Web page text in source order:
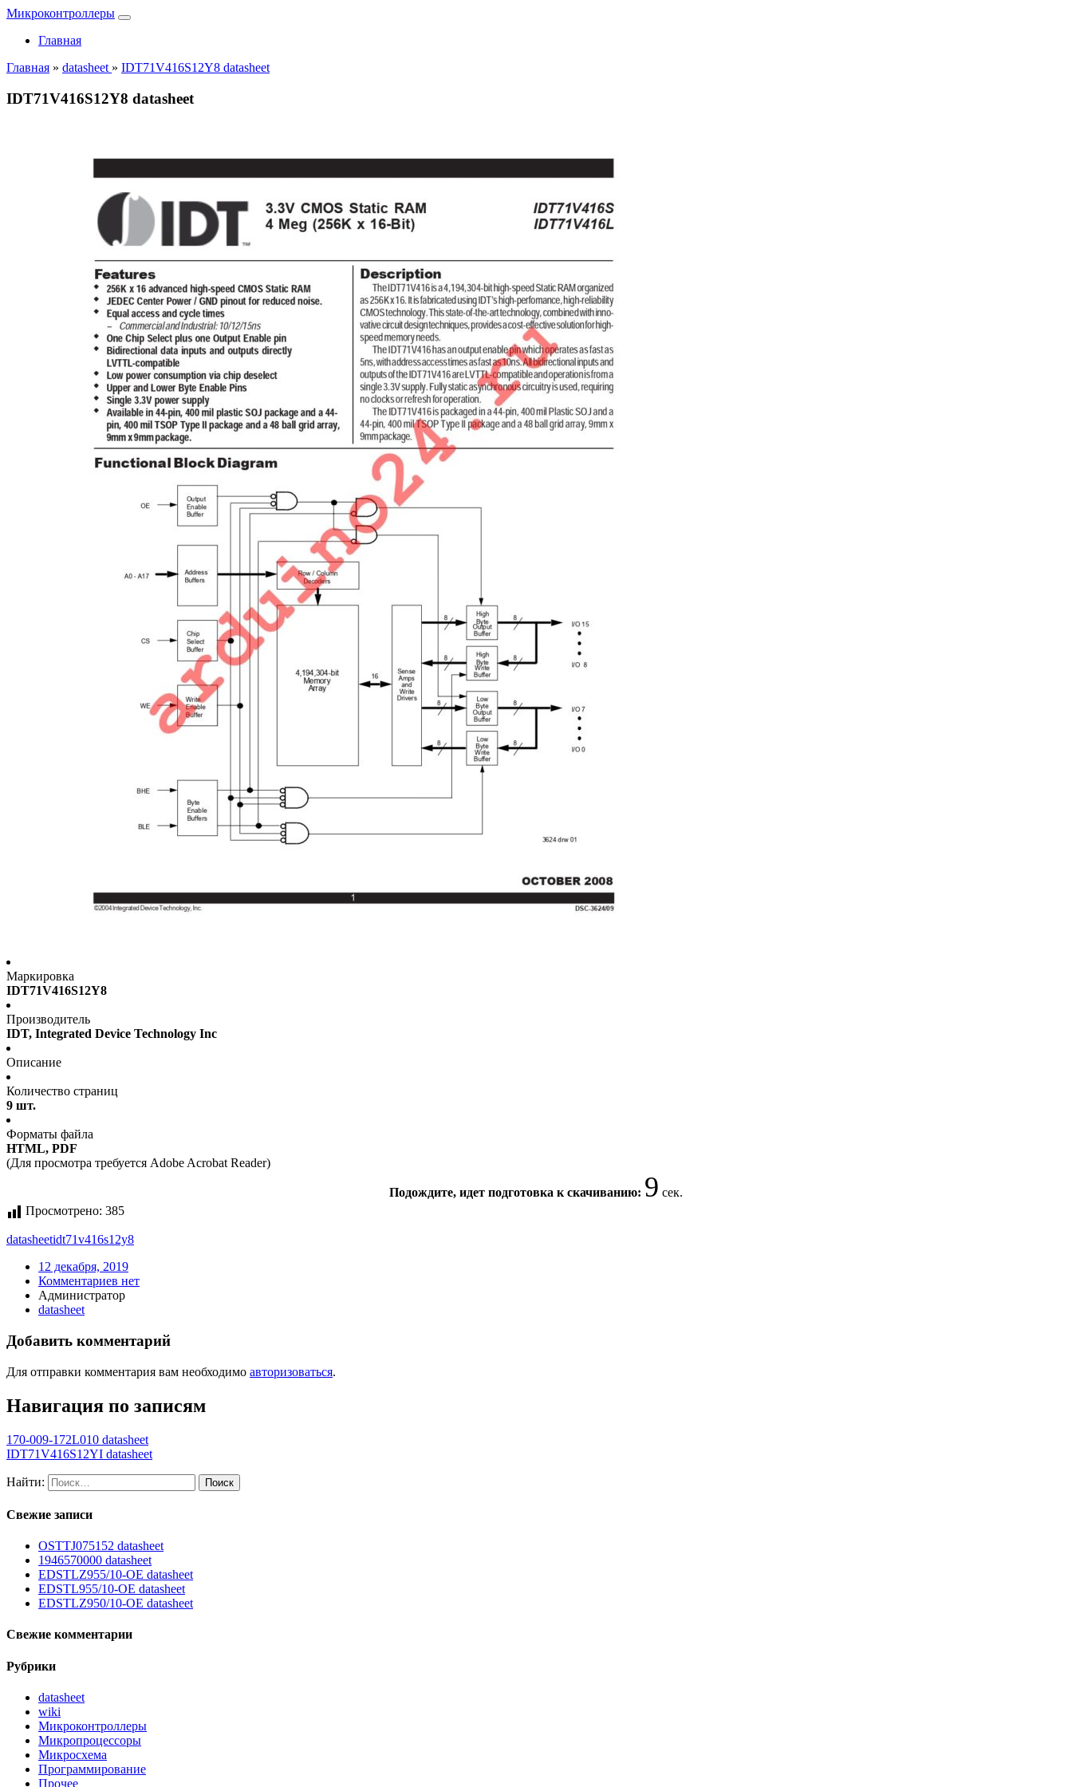
Микроконтроллеры
Главная
Главная » datasheet » IDT71V416S12Y8 datasheet
IDT71V416S12Y8 datasheet
Маркировка
IDT71V416S12Y8
Производитель
IDT, Integrated Device Technology Inc
Описание
Количество страниц
9 шт.
Форматы файла
HTML, PDF
(Для просмотра требуется Adobe Acrobat Reader)
Подождите, идет подготовка к скачиванию: 9 сек.
Просмотрено: 385
datasheetidt71v416s12y8
12 декабря, 2019
Комментариев нет
Администратор
datasheet
Добавить комментарий
Для отправки комментария вам необходимо авторизоваться.
Навигация по записям
170-009-172L010 datasheet
IDT71V416S12YI datasheet
Найти:
Свежие записи
OSTTJ075152 datasheet
1946570000 datasheet
EDSTLZ955/10-OE datasheet
EDSTL955/10-OE datasheet
EDSTLZ950/10-OE datasheet
Свежие комментарии
Рубрики
datasheet
wiki
Микроконтроллеры
Микропроцессоры
Микросхема
Программирование
Прочее